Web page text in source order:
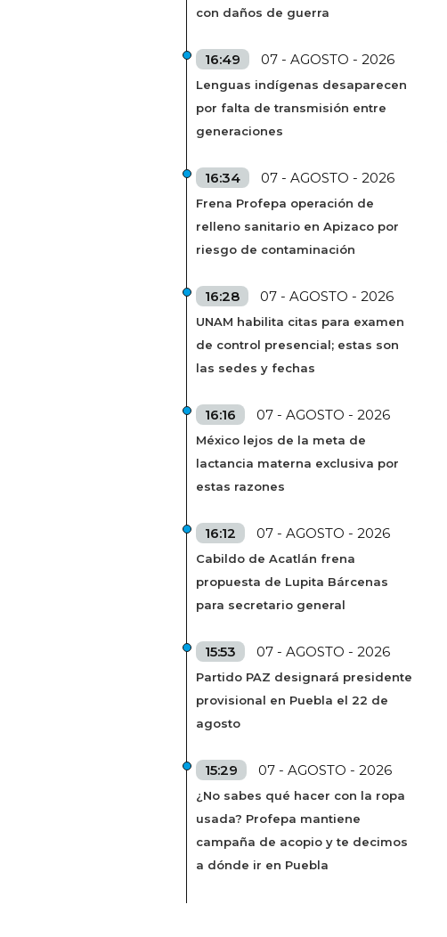
con daños de guerra
16:49 07 - AGOSTO - 2026
Lenguas indígenas desaparecen
por falta de transmisión entre
generaciones
16:34 07 - AGOSTO - 2026
Frena Profepa operación de
relleno sanitario en Apizaco por
riesgo de contaminación
16:28 07 - AGOSTO - 2026
UNAM habilita citas para examen
de control presencial; estas son
las sedes y fechas
16:16 07 - AGOSTO - 2026
México lejos de la meta de
lactancia materna exclusiva por
estas razones
16:12 07 - AGOSTO - 2026
Cabildo de Acatlán frena
propuesta de Lupita Bárcenas
para secretario general
15:53 07 - AGOSTO - 2026
Partido PAZ designará presidente
provisional en Puebla el 22 de
agosto
15:29 07 - AGOSTO - 2026
¿No sabes qué hacer con la ropa
usada? Profepa mantiene
campaña de acopio y te decimos
a dónde ir en Puebla